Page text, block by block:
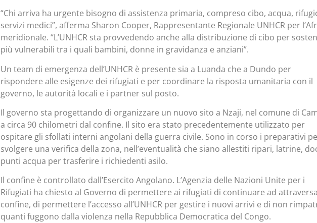
“Chi arriva ha urgente bisogno di assistenza primaria, compreso cibo, acqua,
servizi medici”, afferma Sharon Cooper, Rappresentante Regionale UNHCR per
meridionale. “L’UNHCR sta provvedendo anche alla distribuzione di cibo per
più vulnerabili tra i quali bambini, donne in gravidanza e anziani”.
Un team di emergenza dell’UNHCR è presente sia a Luanda che a Dundo per
rispondere alle esigenze dei rifugiati e per coordinare la risposta umanitaria con il
governo, le autorità locali e i partner sul posto.
Il governo sta progettando di organizzare un nuovo sito a Nzaji, nel comune di
a circa 90 chilometri dal confine. Il sito era stato precedentemente utilizzato per
ospitare gli sfollati interni angolani della guerra civile. Sono in corso i preparativi
svolgere una verifica della zona, nell’eventualità che siano allestiti ripari, latrine,
punti acqua per trasferire i richiedenti asilo.
Il confine è controllato dall’Esercito Angolano. L’Agenzia delle Nazioni Unite per i
Rifugiati ha chiesto al Governo di permettere ai rifugiati di continuare ad
confine, di permettere l’accesso all’UNHCR per gestire i nuovi arrivi e di non
quanti fuggono dalla violenza nella Repubblica Democratica del Congo.